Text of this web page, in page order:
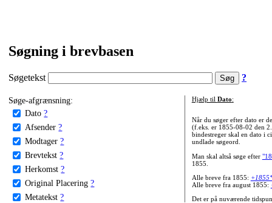
Søgning i brevbasen
Søgetekst ?
Søge-afgrænsning:
Dato ?
Afsender ?
Modtager ?
Brevtekst ?
Herkomst ?
Original Placering ?
Metatekst ?
Hjælp til Dato:
Når du søger efter dato er
(f.eks. er 1855-08-02 den
bindestreger skal en dato i
undlade søgeord.
Man skal altså søge efter
1855.
Alle breve fra 1855:
Alle breve fra august 1855:
Det er på nuværende